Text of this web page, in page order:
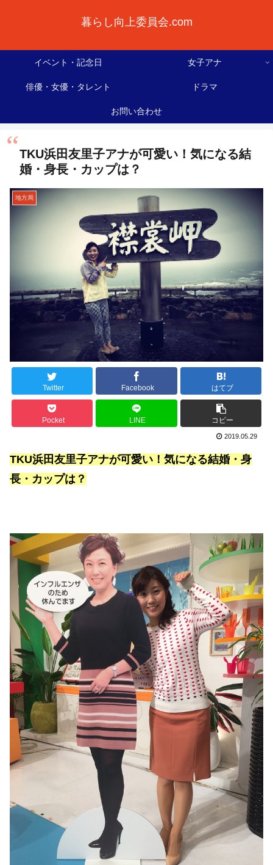
暮らし向上委員会.com
イベント・記念日 女子アナ
俳優・女優・タレント ドラマ
お問い合わせ
TKU浜田友里子アナが可愛い！気になる結
婚・身長・カップは？
地方局
Twitter Facebook はてブ
Pocket LINE コピー
2019.05.29
TKU浜田友里子アナが可愛い！気になる結婚・身
長・カップは？